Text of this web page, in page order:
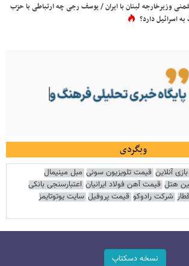
وزیرخارجه لبنان با ایران / یوسف رجی چه ارتباطی با حزب
اسرائیل دارد؟
وبگردی
بازی آنلاین قیمت تلویزیون سونی مبل مینیمال
هتل قیمت آهن فولاد ایرانیان اعتبارسنجی بانکی
شرکت رادوکو قیمت پروفیل سایت یوتوتایمز
نسخه دسکتاپ